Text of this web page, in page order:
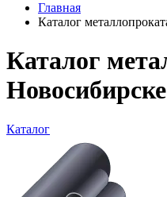
Главная
Каталог
Каталог
Новосибирске
Каталог